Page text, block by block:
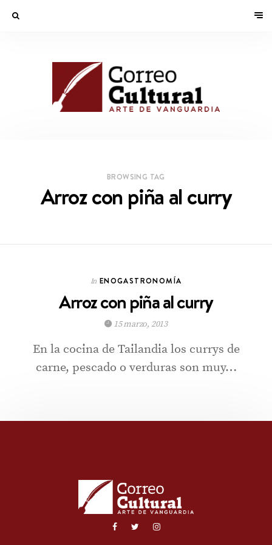
BROWSING TAG
Arroz con piña al curry
In ENOGASTRONOMÍA
Arroz con piña al curry
15 marzo, 2013
En la cocina de Tailandia los currys de
carne, pescado o verduras son muy…